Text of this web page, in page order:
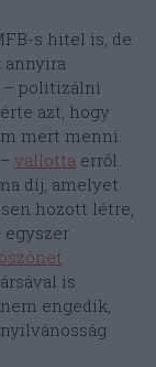
s hitel is, de
annyira
politizálni
azt, hogy
mert menni.
vallotta erről.
díj, amelyet
hozott létre,
egyszer
is
engedik,